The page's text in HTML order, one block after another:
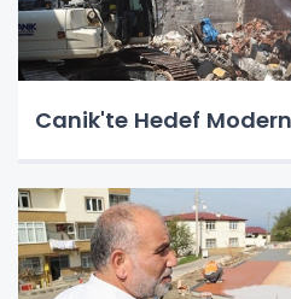
Canik'te Hedef